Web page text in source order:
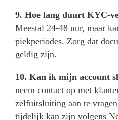
9. Hoe lang duurt KYC-
Meestal 24-48 uur, maar
piekperiodes. Zorg dat
geldig zijn.
10. Kan ik mijn account
neem contact op met
zelfuitsluiting aan te
tijdelijk kan zijn volgens